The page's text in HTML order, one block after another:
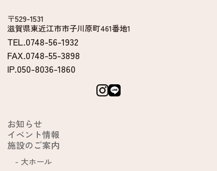
〒529-1531
滋賀県東近江市市子川原町461番地1
TEL.0748-56-1932
FAX.0748-55-3898
IP.050-8036-1860
お知らせ
イベント情報
施設のご案内
大ホール